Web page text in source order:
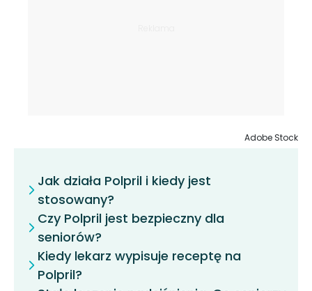
Adobe Stock
Jak działa Polpril i kiedy jest
stosowany?
Czy Polpril jest bezpieczny dla
seniorów?
Kiedy lekarz wypisuje receptę na
Polpril?